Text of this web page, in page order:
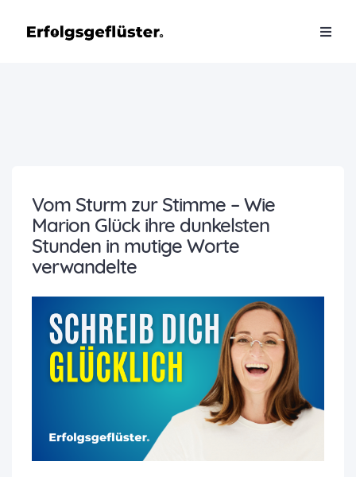
Vom Sturm zur Stimme – Wie
Marion Glück ihre dunkelsten
Stunden in mutige Worte
verwandelte